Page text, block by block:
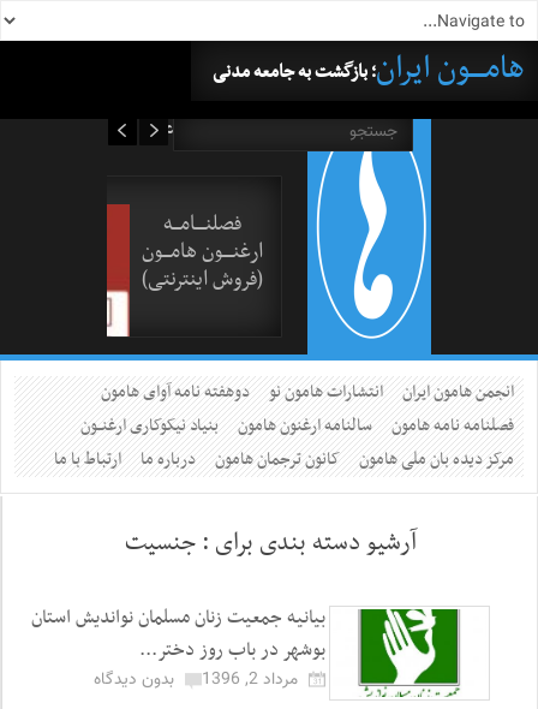
هامــــون ایران؛ بازگشت به جامعه مدنی
فصلنــــامـــه
ارغنــــون هامـــون
(فروش اینترنتی)
انجمن هامون ایران انتشارات هامون نو
دوهفته نامه آوای هامون
فصلنامه نامه هامون
سالنامه ارغنون هامون
بنیاد نیکوکاری ارغنــون
مرکز دیده بان ملی هامون
کانون ترجمان هامون درباره ما ارتباط با ما
آرشیو دسته بندی برای :جنسیت
بیانیه جمعیت زنان مسلمان نواندیش استان
بوشهر در باب روز دختر...
مرداد 2, 1396
بدون دیدگاه